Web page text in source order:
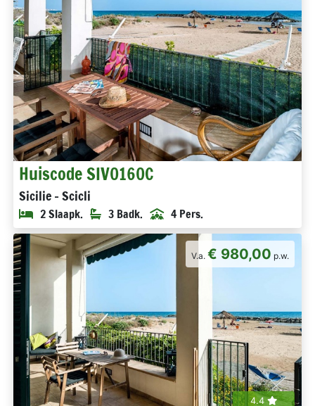
Huiscode SIV0160C
Sicilie - Scicli
2 Slaapk. 3 Badk. 4 Pers.
V.a. € 980,00 p.w.
4.4